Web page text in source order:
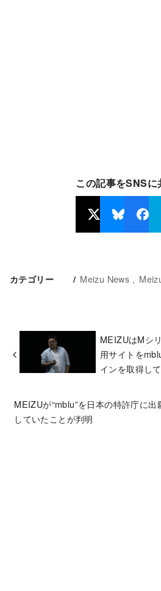
この記事をSNSに
カテゴリー Meizu News
MEIZUはMシ
用サイトを
インを取得し
MEIZUが“mblu”を日本の特許庁に出
していたことが判明